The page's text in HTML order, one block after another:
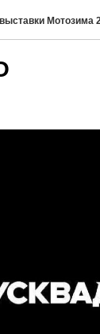
Мотозима